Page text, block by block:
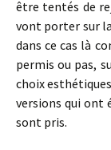
être tentés de
vont porter sur
dans ce cas là
permis ou pas,
choix
versions qui ont
sont pris.